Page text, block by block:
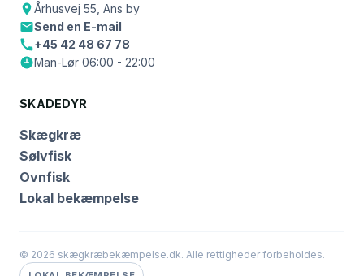
Århusvej 55, Ans by
Send en E-mail
+45 42 48 67 78
Man-Lør 06:00 - 22:00
SKADEDYR
Skægkræ
Sølvfisk
Ovnfisk
Lokal bekæmpelse
© 2026 skægkræbekæmpelse.dk. Alle rettigheder forbeholdes.